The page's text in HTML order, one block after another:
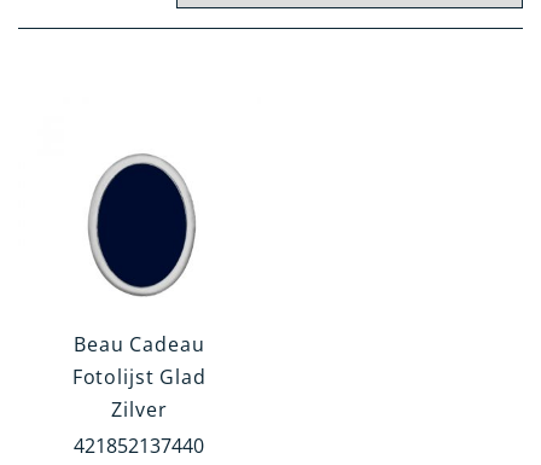
Kristal Zilver
Artikelgroep
Woonaccessoires
Tafelen en Serveren
Kindergeschenken
Kantoorartikelen
Verzorgingsartikelen
Rookgerei
Beau Cadeau
Fotolijst Glad
Zilver
421852137440